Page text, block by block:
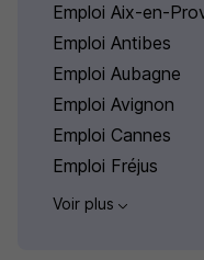
Emploi Aix-en-
Emploi Antibes
Emploi Aubagne
Emploi Avignon
Emploi Cannes
Emploi Fréjus
Voir plus